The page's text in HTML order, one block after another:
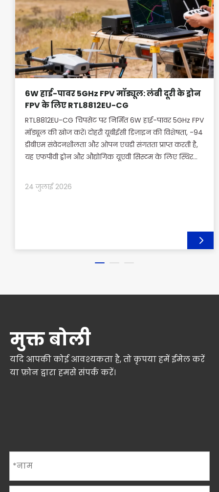
6W हाई-पावर 5GHz FPV मॉड्यूल: लंबी दूरी के ड्रोन
FPV के लिए RTL8812EU-CG
RTL8812EU-CG चिपसेट पर निर्मित 6W हाई-पावर 5GHz FPV
मॉड्यूल की खोज करें। दोहरी यूबीईसी डिज़ाइन की विशेषता, -94
डीबीएम संवेदनशीलता और ओपन एचडी संगतता प्राप्त करती है,
यह एफपीवी ड्रोन और औद्योगिक यूएवी सिस्टम के लिए स्थिर
24 जुलाई 2026
मुक्त बोली
यदि आपकी कोई आवश्यकता है, तो कृपया हमें ईमेल करें
या फ़ोन द्वारा हमसे संपर्क करें।